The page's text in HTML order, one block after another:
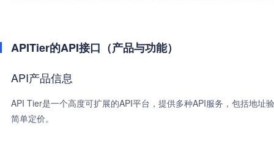
APITier的API接口（产品与功能）
API产品信息
API Tier是一个高度可扩展的API平台，提供多种API服务，包括地
简单定价。